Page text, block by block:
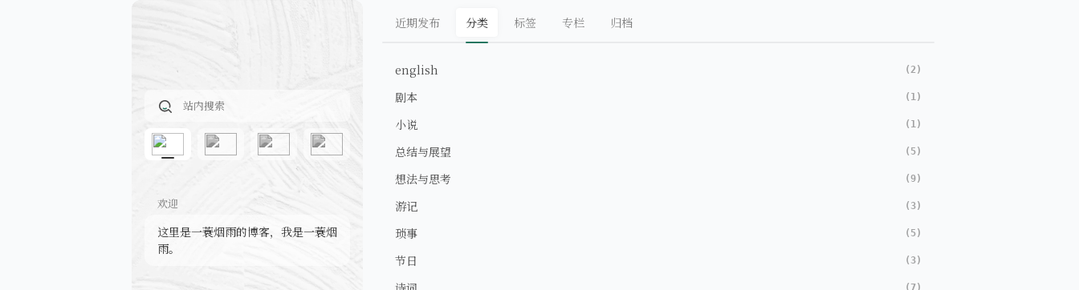
欢迎
这里是一蓑烟雨的博客，我是一蓑烟
雨。
近期发布 分类 标签 专栏 归档
english (2)
剧本 (1)
小说 (1)
总结与展望 (5)
想法与思考 (9)
游记 (3)
琐事 (5)
节日 (3)
(7)